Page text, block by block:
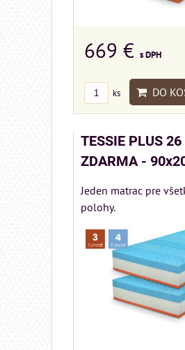
669 € s DPH
ks DO
TESSIE PLUS
ZDARMA -
Jeden matrac pre
polohy.